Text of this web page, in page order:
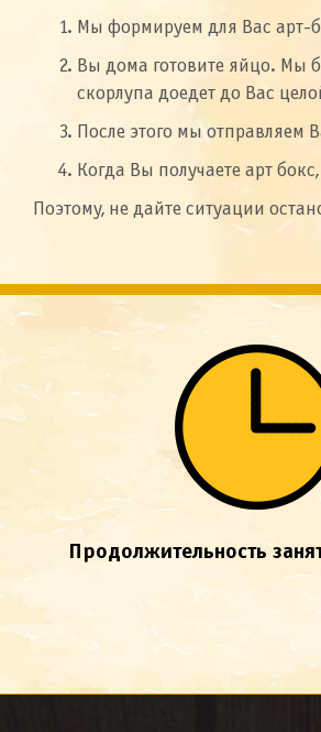
Мы формируем для Вас арт-
Вы дома готовите яйцо. Мы
скорлупа доедет до Вас
После этого мы отправляем
Когда Вы получаете арт
Поэтому, не дайте ситуации
Продолжительность